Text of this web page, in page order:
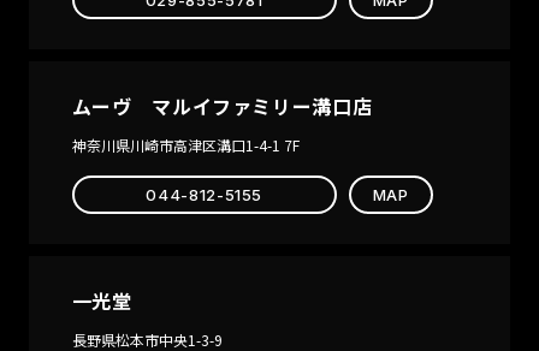
ムーヴ マルイファミリー溝口店
神奈川県川崎市高津区溝口1-4-1 7F
044-812-5155 MAP
一光堂
長野県松本市中央1-3-9